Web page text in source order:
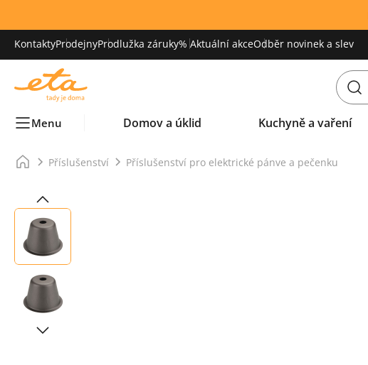
KontaktyProdejnyProdlužka záruky% Aktuální akceOdběr novinek a slev
Menu Domov a úklid Kuchyně a vaření
Příslušenství Příslušenství pro elektrické pánve a pečenku